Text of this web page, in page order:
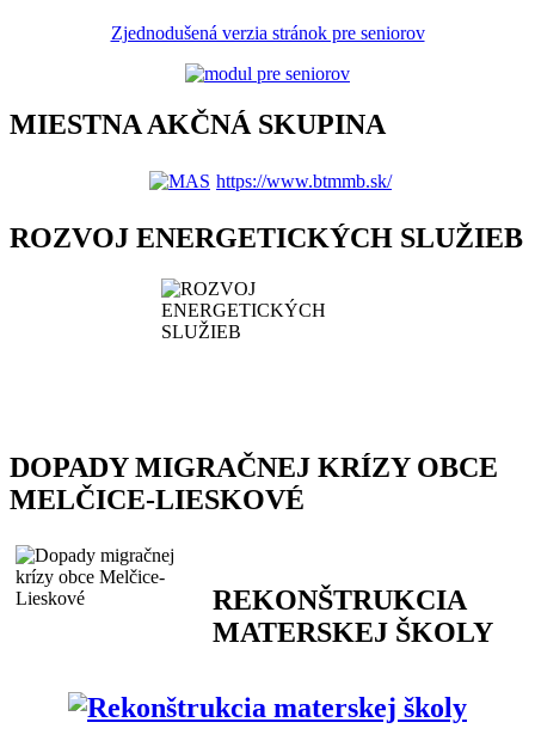
Zjednodušená verzia stránok pre seniorov
MIESTNA AKČNÁ SKUPINA
https://www.btmmb.sk/
ROZVOJ ENERGETICKÝCH SLUŽIEB
DOPADY MIGRAČNEJ KRÍZY OBCE
MELČICE-LIESKOVÉ
REKONŠTRUKCIA
MATERSKEJ ŠKOLY